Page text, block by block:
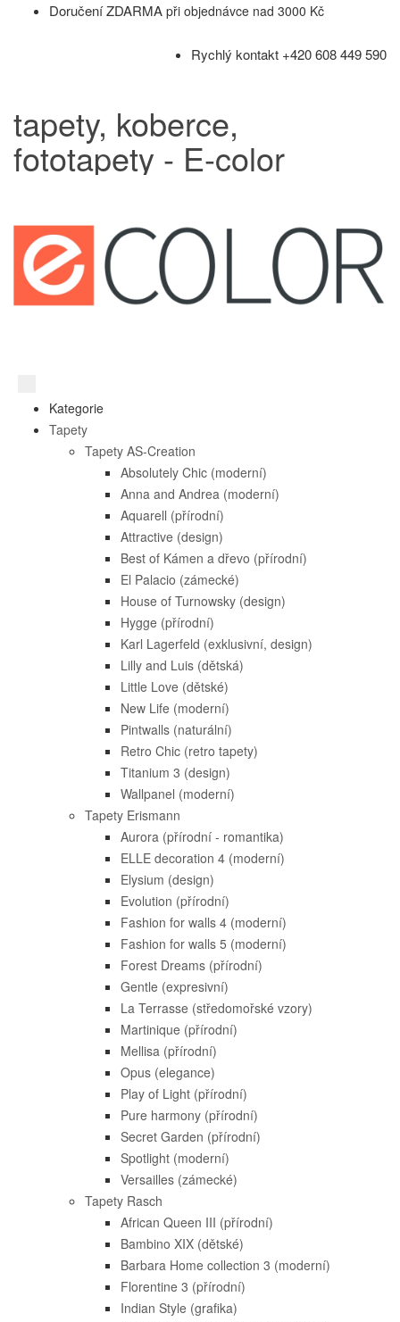
Doručení ZDARMA při objednávce nad 3000 Kč
Rychlý kontakt +420 608 449 590
tapety, koberce,
fototapety - E-color
Kategorie
Tapety
Tapety AS-Creation
Absolutely Chic (moderní)
Anna and Andrea (moderní)
Aquarell (přírodní)
Attractive (design)
Best of Kámen a dřevo (přírodní)
El Palacio (zámecké)
House of Turnowsky (design)
Hygge (přírodní)
Karl Lagerfeld (exklusivní, design)
Lilly and Luis (dětská)
Little Love (dětské)
New Life (moderní)
Pintwalls (naturální)
Retro Chic (retro tapety)
Titanium 3 (design)
Wallpanel (moderní)
Tapety Erismann
Aurora (přírodní - romantika)
ELLE decoration 4 (moderní)
Elysium (design)
Evolution (přírodní)
Fashion for walls 4 (moderní)
Fashion for walls 5 (moderní)
Forest Dreams (přírodní)
Gentle (expresivní)
La Terrasse (středomořské vzory)
Martinique (přírodní)
Mellisa (přírodní)
Opus (elegance)
Play of Light (přírodní)
Pure harmony (přírodní)
Secret Garden (přírodní)
Spotlight (moderní)
Versailles (zámecké)
Tapety Rasch
African Queen III (přírodní)
Bambino XIX (dětské)
Barbara Home collection 3 (moderní)
Florentine 3 (přírodní)
Indian Style (grafika)